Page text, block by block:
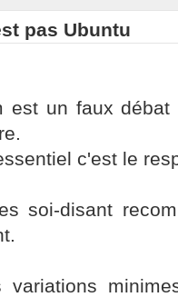
pas Ubuntu
est un faux
c'est le
soi-disant
variations